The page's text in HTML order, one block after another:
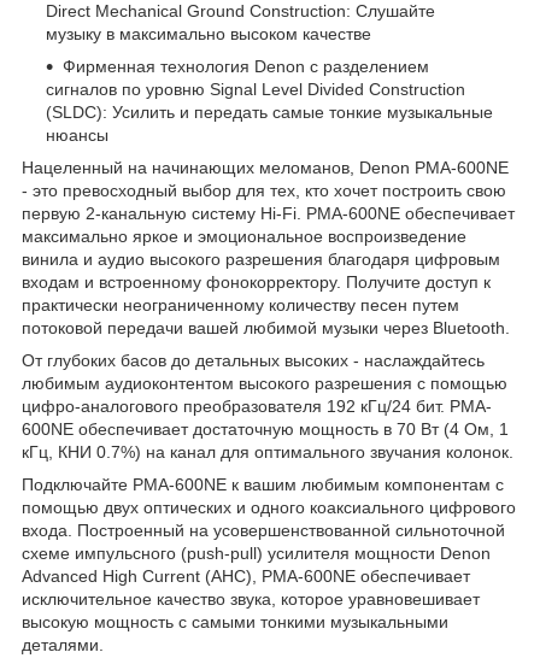
Direct Mechanical Ground Construction: Слушайте
музыку в максимально высоком качестве
Фирменная технология Denon с разделением
сигналов по уровню Signal Level Divided Construction
(SLDC): Усилить и передать самые тонкие музыкальные
нюансы
Нацеленный на начинающих меломанов, Denon PMA-600NE
- это превосходный выбор для тех, кто хочет построить свою
первую 2-канальную систему Hi-Fi. PMA-600NE обеспечивает
максимально яркое и эмоциональное воспроизведение
винила и аудио высокого разрешения благодаря цифровым
входам и встроенному фонокорректору. Получите доступ к
практически неограниченному количеству песен путем
потоковой передачи вашей любимой музыки через Bluetooth.
От глубоких басов до детальных высоких - наслаждайтесь
любимым аудиоконтентом высокого разрешения с помощью
цифро-аналогового преобразователя 192 кГц/24 бит. PMA-
600NE обеспечивает достаточную мощность в 70 Вт (4 Ом, 1
кГц, КНИ 0.7%) на канал для оптимального звучания колонок.
Подключайте PMA-600NE к вашим любимым компонентам с
помощью двух оптических и одного коаксиального цифрового
входа. Построенный на усовершенствованной сильноточной
схеме импульсного (push-pull) усилителя мощности Denon
Advanced High Current (AHC), PMA-600NE обеспечивает
исключительное качество звука, которое уравновешивает
высокую мощность с самыми тонкими музыкальными
деталями.